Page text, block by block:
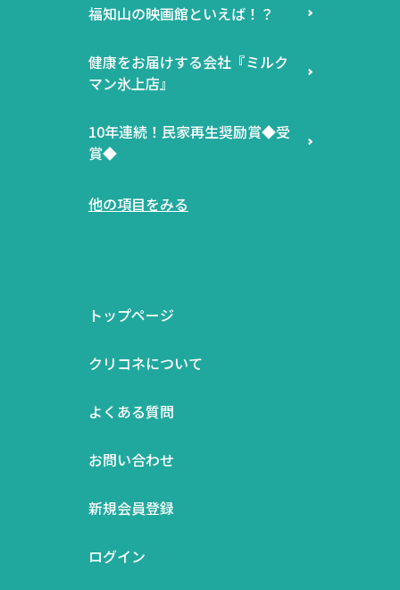
福知山の映画館といえば！？
健康をお届けする会社『ミルク
マン氷上店』
10年連続！民家再生奨励賞◆受
賞◆
他の項目をみる
トップページ
クリコネについて
よくある質問
お問い合わせ
新規会員登録
ログイン